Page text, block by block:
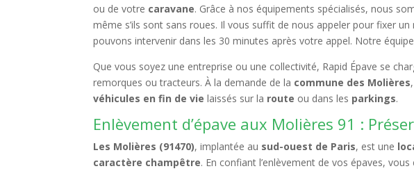
ou de votre caravane. Grâce à nos équipements spécialisés, nous
même s’ils sont sans roues. Il vous suffit de nous appeler pour fixer
pouvons intervenir dans les 30 minutes après votre appel. Notre
Que vous soyez une entreprise ou une collectivité, Rapid Épave se
remorques ou tracteurs. À la demande de la commune des Molières
véhicules en fin de vie laissés sur la route ou dans les parkings.
Enlèvement d’épave aux Molières 91 :
Les Molières (91470), implantée au sud-ouest de Paris, est une
caractère champêtre. En confiant l’enlèvement de vos épaves,